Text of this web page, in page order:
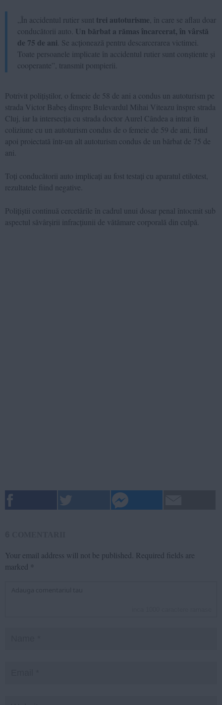
„În accidentul rutier sunt trei autoturisme , în care se aflau doar
conducătorii auto. Un bărbat a rămas încarcerat, în vârstă
de 75 de ani . Se acționează pentru descarcerarea victimei.
Toate persoanele implicate în accidentul rutier sunt conștiente și
cooperante”, transmit pompierii.
Potrivit polițiștilor, o femeie de 58 de ani a condus un autoturism pe
strada Victor Babeș dinspre Bulevardul Mihai Viteazu înspre strada
Cluj, iar la intersecția cu strada doctor Aurel Cândea a intrat în
coliziune cu un autoturism condus de o femeie de 59 de ani, fiind
apoi proiectată într-un alt autoturism condus de un bărbat de 75 de
ani.
Toți conducătorii auto implicați au fost testați cu aparatul etilotest,
rezultatele fiind negative.
Polițiștii continuă cercetările în cadrul unui dosar penal întocmit sub
aspectul săvârșirii infracțiunii de vătămare corporală din culpă.
Your email address will not be published. Required fields are
marked *